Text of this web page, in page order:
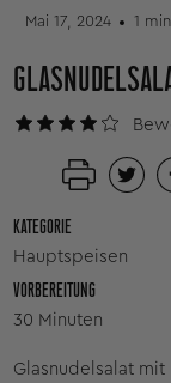
Mai 17, 2024 1
KATEGORIE
Hauptspeisen
VORBEREITUNG
30 Minuten
Glasnudelsalat